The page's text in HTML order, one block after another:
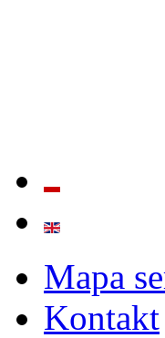
Mapa
Kontakt